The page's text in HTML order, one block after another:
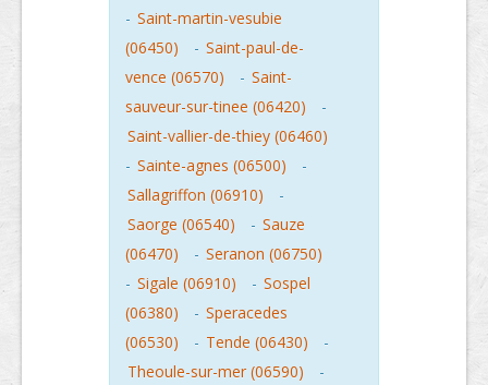
- Saint-martin-vesubie
(06450)
- Saint-paul-de-
vence (06570)
- Saint-
sauveur-sur-tinee (06420)
-
Saint-vallier-de-thiey (06460)
- Sainte-agnes (06500)
-
Sallagriffon (06910)
-
Saorge (06540)
- Sauze
(06470)
- Seranon (06750)
- Sigale (06910) - Sospel
(06380)
- Speracedes
(06530)
- Tende (06430)
-
Theoule-sur-mer (06590)
-